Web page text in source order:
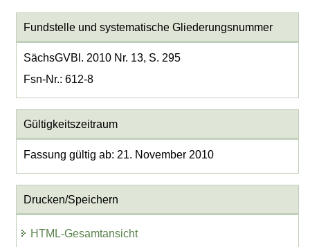
Fundstelle und systematische Gliederungsnummer
SächsGVBl. 2010 Nr. 13, S. 295
Fsn-Nr.: 612-8
Gültigkeitszeitraum
Fassung gültig ab: 21. November 2010
Drucken/Speichern
HTML-Gesamtansicht